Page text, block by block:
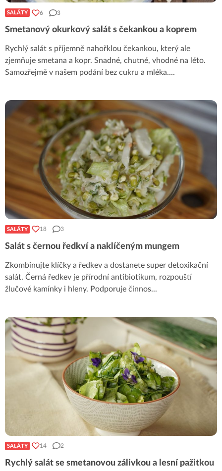
SALÁTY 6 3
Smetanový okurkový salát s čekankou a koprem
Rychlý salát s příjemně nahořklou čekankou, který ale
zjemňuje smetana a kopr. Snadné, chutné, vhodné na léto.
Samozřejmě v našem podání bez cukru a mléka....
SALÁTY 18 3
Salát s černou ředkví a naklíčeným mungem
Zkombinujte klíčky a ředkev a dostanete super detoxikační
salát. Černá ředkev je přírodní antibiotikum, rozpouští
žlučové kamínky i hleny. Podporuje činnos...
SALÁTY 14 2
Rychlý salát se smetanovou zálivkou a lesní pažitkou